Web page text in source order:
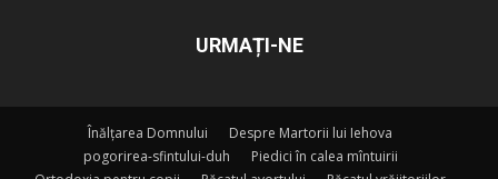
URMAȚI-NE
Înălțarea Domnului
Despre Martorii lui Iehova
pogorirea-sfintului-duh
Piedici în calea mîntuirii